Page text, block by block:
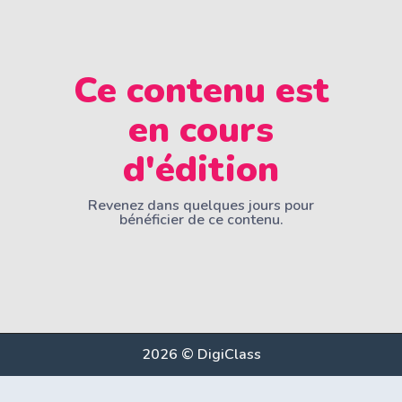
Ce contenu est
en cours
d'édition
Revenez dans quelques jours pour
bénéficier de ce contenu.
2026 © DigiClass